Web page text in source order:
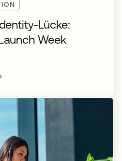
Lücke:
Week